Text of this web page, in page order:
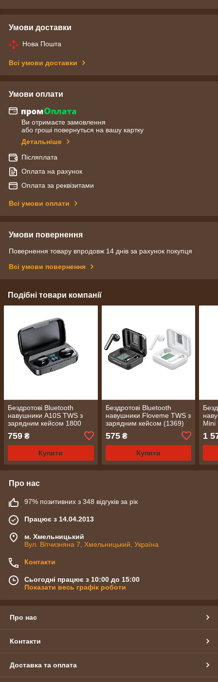
Умови доставки
Нова Пошта
Всі умови доставки
Умови оплати
Ви отримаєте замовлення
або гроші повернуться на вашу картку
Детальніше
Післяплата
Оплата на рахунок
Оплата за реквізитами
Всі умови оплати
Умови повернення
Повернення товару впродовж 14 днів за рахунок покупця
Всі умови повернення
Подібні товари компанії
Бездротові Bluetooth
навушники A10S TWS з
зарядним кейсом 1800
759 ₴
Купити
Бездротові Bluetooth
навушники Floveme TWS з
зарядним кейсом (1369)
575₴
Купити
Mini
1
Про нас
97% позитивних з 348 відгуків за рік
Працює з 14.04.2013
м. Хмельницький
Вул. Вітчизняна 7, Хмельницький, Україна
Контакти
Сьогодні працює з 10:00 до 15:00
Показати весь графік роботи
Про нас
Контакти
Доставка та оплата